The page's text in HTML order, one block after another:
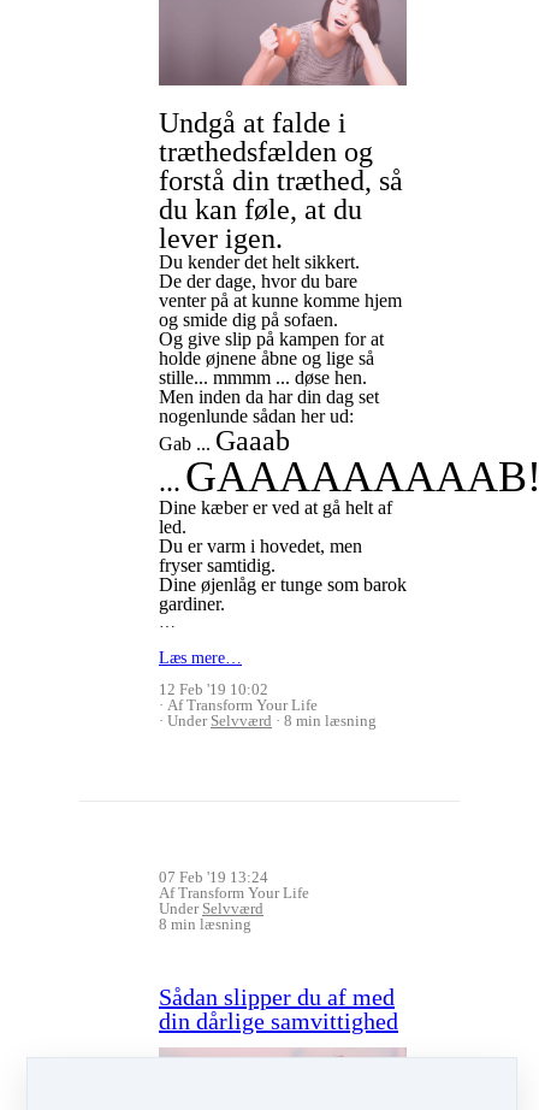
Undgå at falde i
træthedsfælden og
forstå din træthed, så
du kan føle, at du
lever igen.
Du kender det helt sikkert.
De der dage, hvor du bare
venter på at kunne komme hjem
og smide dig på sofaen.
Og give slip på kampen for at
holde øjnene åbne og lige så
stille... mmmm ... døse hen.
Men inden da har din dag set
nogenlunde sådan her ud:
Gab ... Gaaab
...
Dine kæber er ved at gå helt af
led.
Du er varm i hovedet, men
fryser samtidig.
Dine øjenlåg er tunge som barok
gardiner.
…
Læs mere…
12 Feb '19 10:02
Af Transform Your Life
Under Selvværd 8 min læsning
07 Feb '19 13:24
Af Transform Your Life
Under Selvværd
8 min læsning
Sådan slipper du af med
din dårlige samvittighed